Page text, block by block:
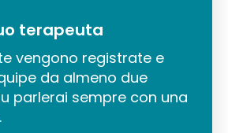
terapeuta
vengono registrate e
da almeno due
parlerai sempre con una